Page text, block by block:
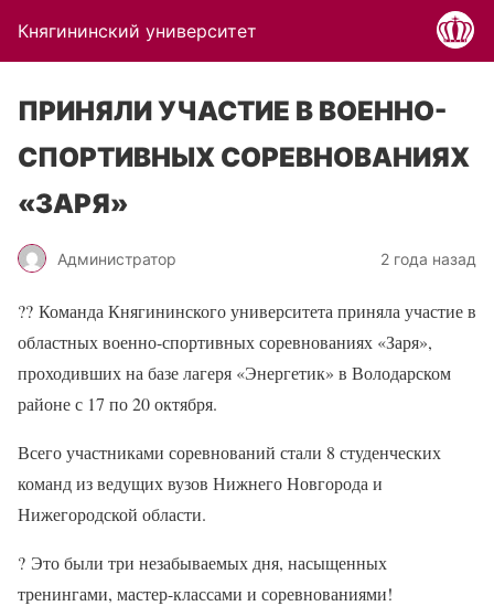
Княгининский университет
ПРИНЯЛИ УЧАСТИЕ В ВОЕННО-
СПОРТИВНЫХ СОРЕВНОВАНИЯХ
«ЗАРЯ»
Администратор 2 года назад
?? Команда Княгининского университета приняла участие в
областных военно-спортивных соревнованиях «Заря»,
проходивших на базе лагеря «Энергетик» в Володарском
районе с 17 по 20 октября.
Всего участниками соревнований стали 8 студенческих
команд из ведущих вузов Нижнего Новгорода и
Нижегородской области.
? Это были три незабываемых дня, насыщенных
тренингами, мастер-классами и соревнованиями!